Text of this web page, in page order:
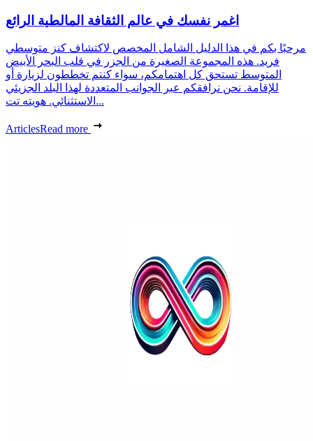
اغمر نفسك في عالم الثقافة المالطية الرائع
مرحبًا بكم في هذا الدليل الشامل المخصص لاكتشاف كنز متوسطي
فريد. هذه المجموعة الصغيرة من الجزر في قلب البحر الأبيض
المتوسط تستحق كل اهتمامكم، سواء كنتم تخططون لزيارة أو
للإقامة. نحن نرافقكم عبر الجوانب المتعددة لهذا البلد الجزيئي
الاستثنائي. هويته تت...
ArticlesRead more